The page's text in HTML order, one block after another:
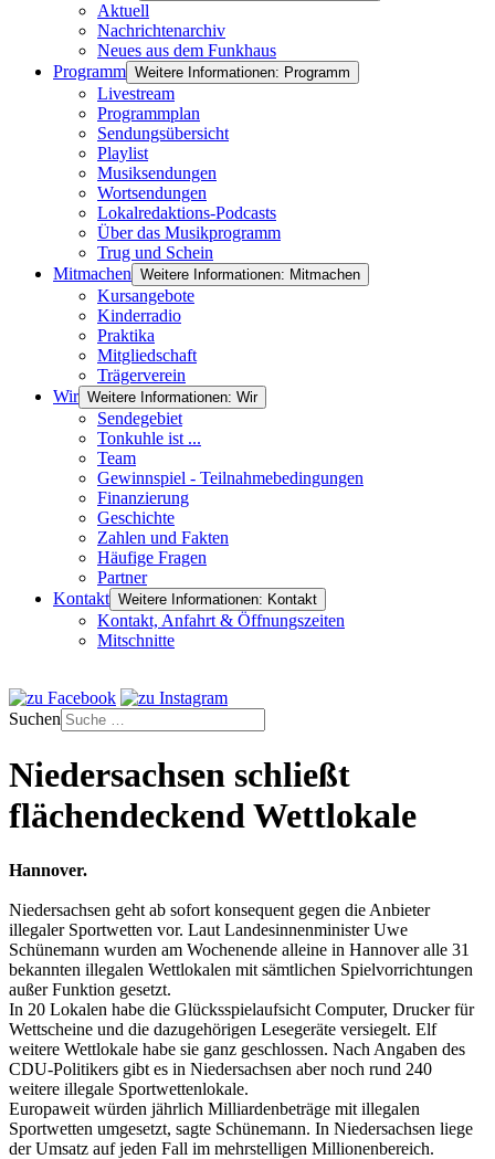
Aktuell
Nachrichtenarchiv
Neues aus dem Funkhaus
Programm Weitere Informationen: Programm
Livestream
Programmplan
Sendungsübersicht
Playlist
Musiksendungen
Wortsendungen
Lokalredaktions-Podcasts
Über das Musikprogramm
Trug und Schein
Mitmachen Weitere Informationen: Mitmachen
Kursangebote
Kinderradio
Praktika
Mitgliedschaft
Trägerverein
Wir Weitere Informationen: Wir
Sendegebiet
Tonkuhle ist ...
Team
Gewinnspiel - Teilnahmebedingungen
Finanzierung
Geschichte
Zahlen und Fakten
Häufige Fragen
Partner
Kontakt Weitere Informationen: Kontakt
Kontakt, Anfahrt & Öffnungszeiten
Mitschnitte
Suchen
Niedersachsen schließt
flächendeckend Wettlokale
Hannover.
Niedersachsen geht ab sofort konsequent gegen die Anbieter
illegaler Sportwetten vor. Laut Landesinnenminister Uwe
Schünemann wurden am Wochenende alleine in Hannover alle 31
bekannten illegalen Wettlokalen mit sämtlichen Spielvorrichtungen
außer Funktion gesetzt.
In 20 Lokalen habe die Glücksspielaufsicht Computer, Drucker für
Wettscheine und die dazugehörigen Lesegeräte versiegelt. Elf
weitere Wettlokale habe sie ganz geschlossen. Nach Angaben des
CDU-Politikers gibt es in Niedersachsen aber noch rund 240
weitere illegale Sportwettenlokale.
Europaweit würden jährlich Milliardenbeträge mit illegalen
Sportwetten umgesetzt, sagte Schünemann. In Niedersachsen liege
der Umsatz auf jeden Fall im mehrstelligen Millionenbereich.